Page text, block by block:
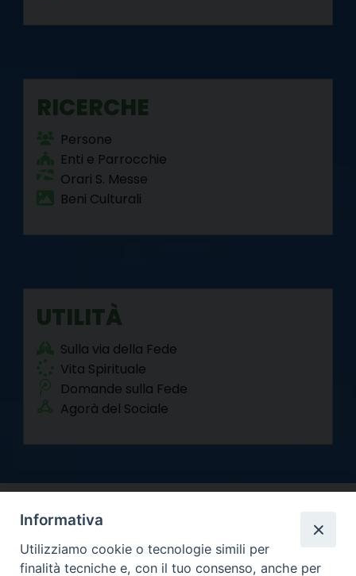
RICERCHE
Persone
Enti e Parrocchie
Orari S. Messe
Beni Culturali
UTILITÀ
Sulla via della Fede
Vita Spirituale
Domande sulla Fede
Agorà del Sociale
Informativa
Utilizziamo cookie o tecnologie simili per
finalità tecniche e, con il tuo consenso, anche per